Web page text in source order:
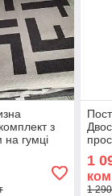
з
гумці
розмір
1
1